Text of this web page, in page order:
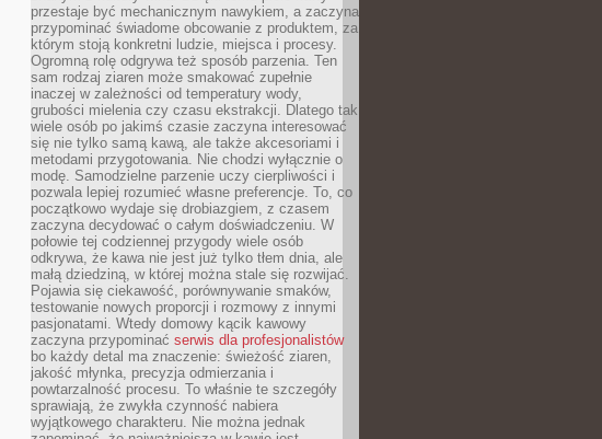
przestaje być mechanicznym nawykiem, a zaczyna
przypominać świadome obcowanie z produktem, za
którym stoją konkretni ludzie, miejsca i procesy.
Ogromną rolę odgrywa też sposób parzenia. Ten
sam rodzaj ziaren może smakować zupełnie
inaczej w zależności od temperatury wody,
grubości mielenia czy czasu ekstrakcji. Dlatego tak
wiele osób po jakimś czasie zaczyna interesować
się nie tylko samą kawą, ale także akcesoriami i
metodami przygotowania. Nie chodzi wyłącznie o
modę. Samodzielne parzenie uczy cierpliwości i
pozwala lepiej rozumieć własne preferencje. To, co
początkowo wydaje się drobiazgiem, z czasem
zaczyna decydować o całym doświadczeniu. W
połowie tej codziennej przygody wiele osób
odkrywa, że kawa nie jest już tylko tłem dnia, ale
małą dziedziną, w której można stale się rozwijać.
Pojawia się ciekawość, porównywanie smaków,
testowanie nowych proporcji i rozmowy z innymi
pasjonatami. Wtedy domowy kącik kawowy
zaczyna przypominać serwis dla profesjonalistów
bo każdy detal ma znaczenie: świeżość ziaren,
jakość młynka, precyzja odmierzania i
powtarzalność procesu. To właśnie te szczegóły
sprawiają, że zwykła czynność nabiera
wyjątkowego charakteru. Nie można jednak